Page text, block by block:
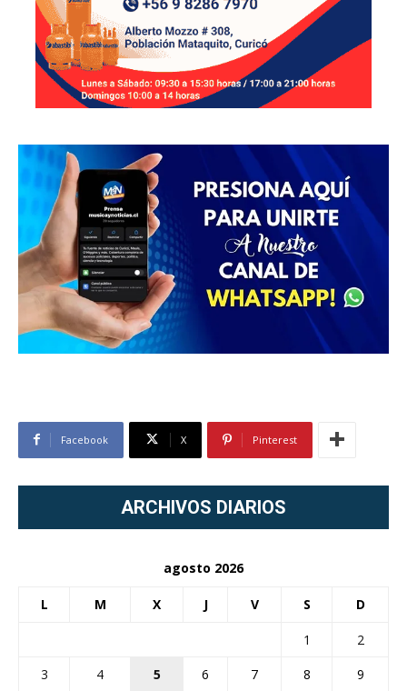
Facebook X Pinterest
ARCHIVOS DIARIOS
agosto 2026
L M X J V S D
1
2
3
4 5 6 7 8
9